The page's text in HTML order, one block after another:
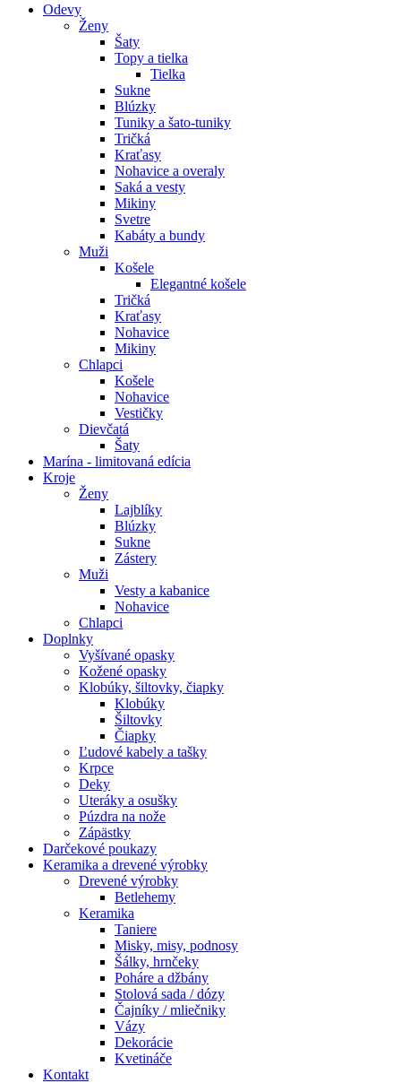
Odevy
Ženy
Šaty
Topy a tielka
Tielka
Sukne
Blúzky
Tuniky a šato-tuniky
Tričká
Kraťasy
Nohavice a overaly
Saká a vesty
Mikiny
Svetre
Kabáty a bundy
Muži
Košele
Elegantné košele
Tričká
Kraťasy
Nohavice
Mikiny
Chlapci
Košele
Nohavice
Vestičky
Dievčatá
Šaty
Marína - limitovaná edícia
Kroje
Ženy
Lajblíky
Blúzky
Sukne
Zástery
Muži
Vesty a kabanice
Nohavice
Chlapci
Doplnky
Vyšívané opasky
Kožené opasky
Klobúky, šiltovky, čiapky
Klobúky
Šiltovky
Čiapky
Ľudové kabely a tašky
Krpce
Deky
Uteráky a osušky
Púzdra na nože
Zápästky
Darčekové poukazy
Keramika a drevené výrobky
Drevené výrobky
Betlehemy
Keramika
Taniere
Misky, misy, podnosy
Šálky, hrnčeky
Poháre a džbány
Stolová sada / dózy
Čajníky / mliečniky
Vázy
Dekorácie
Kvetináče
Kontakt